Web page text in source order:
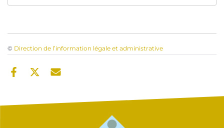
© Direction de l’information légale et administrative